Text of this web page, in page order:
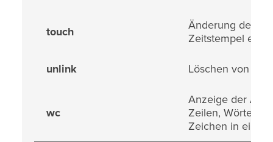
touch
Änderung des
Zeitstempel
unlink Löschen von
wc
Anzeige der
Zeilen, Wörter
Zeichen in einer